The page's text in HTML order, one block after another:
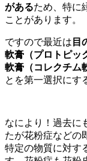
があるため、特に
ことがあります。
ですので最近は 目
軟膏（プロトピッ
軟膏（コレクチム
とを第一選択にす
なにより！過去に
たが花粉症などの
特定の物質に対す